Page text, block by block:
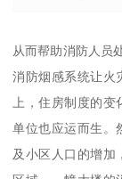
从而帮助消防人员
消防烟感系统让火
上，住房制度的
单位也应运而生。
及小区人口的增加